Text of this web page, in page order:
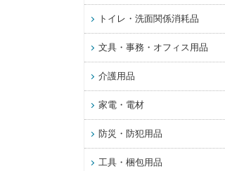
トイレ・洗面関係消耗品
文具・事務・オフィス用品
介護用品
家電・電材
防災・防犯用品
工具・梱包用品